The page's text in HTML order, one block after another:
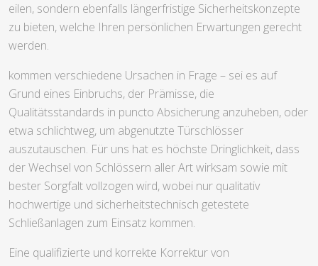
eilen, sondern ebenfalls längerfristige Sicherheitskonzepte
zu bieten, welche Ihren persönlichen Erwartungen gerecht
werden.
kommen verschiedene Ursachen in Frage – sei es auf
Grund eines Einbruchs, der Prämisse, die
Qualitätsstandards in puncto Absicherung anzuheben, oder
etwa schlichtweg, um abgenutzte Türschlösser
auszutauschen. Für uns hat es höchste Dringlichkeit, dass
der Wechsel von Schlössern aller Art wirksam sowie mit
bester Sorgfalt vollzogen wird, wobei nur qualitativ
hochwertige und sicherheitstechnisch getestete
Schließanlagen zum Einsatz kommen.
Eine qualifizierte und korrekte Korrektur von